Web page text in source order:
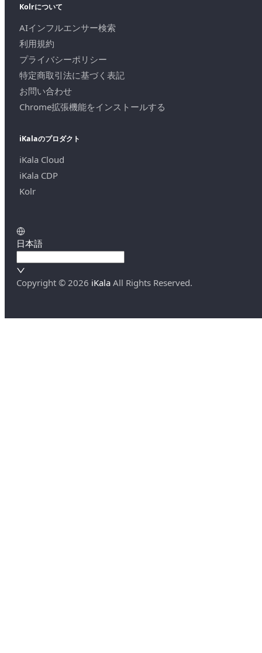
Kolrについて
AIインフルエンサー検索
利用規約
プライバシーポリシー
特定商取引法に基づく表記
お問い合わせ
Chrome拡張機能をインストールする
iKalaのプロダクト
iKala Cloud
iKala CDP
Kolr
日本語
Copyright © 2026 iKala All Rights Reserved.